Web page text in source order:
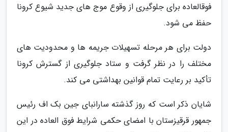
فوقالعاده برای جلوگیری از وقوع موج های جدید شیوع کرونا
حفظ می شود.
دولت برای هر مرحله تسهیلات جریمه ها و محدودیت های
مختلف را در نظر گرفت و ستاد جلوگیری از گسترش کرونا
تأکید بر رعایت تمام قوانین بهداشتی می کند.
شایان ذکر است که روز گذشته سارانبای جین بک اف رئیس
جمهور قرقیزستان با امضای حکمی شرایط فوق العاده در این